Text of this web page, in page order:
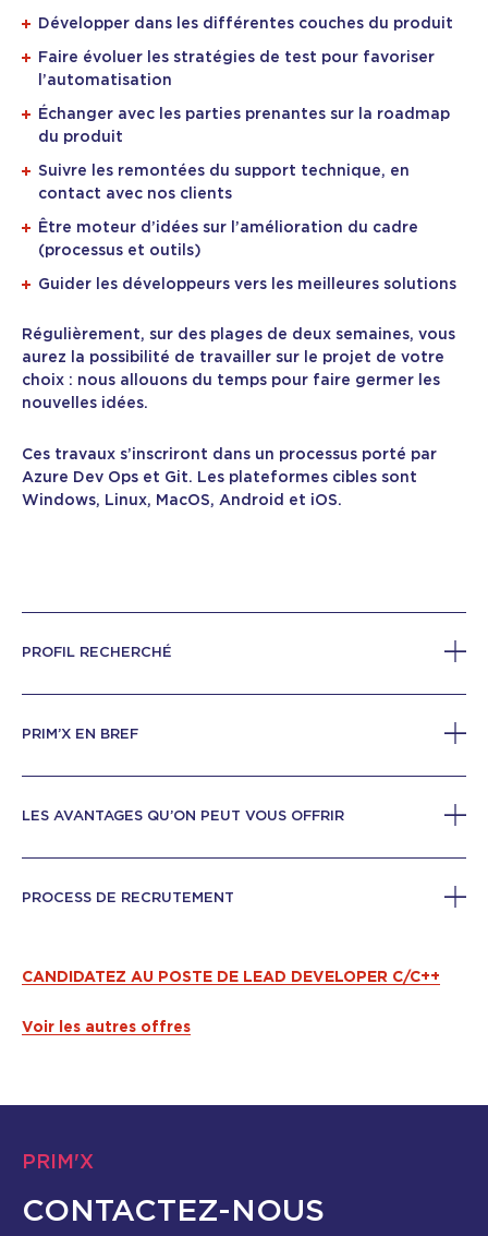
Développer dans les différentes couches du produit
Faire évoluer les stratégies de test pour favoriser
l’automatisation
Échanger avec les parties prenantes sur la roadmap
du produit
Suivre les remontées du support technique, en
contact avec nos clients
Être moteur d’idées sur l’amélioration du cadre
(processus et outils)
Guider les développeurs vers les meilleures solutions
Régulièrement, sur des plages de deux semaines, vous
aurez la possibilité de travailler sur le projet de votre
choix : nous allouons du temps pour faire germer les
nouvelles idées.
Ces travaux s’inscriront dans un processus porté par
Azure Dev Ops et Git. Les plateformes cibles sont
Windows, Linux, MacOS, Android et iOS.
PROFIL RECHERCHÉ
PRIM’X EN BREF
LES AVANTAGES QU’ON PEUT VOUS OFFRIR
PROCESS DE RECRUTEMENT
CANDIDATEZ AU POSTE DE LEAD DEVELOPER C/C++
Voir les autres offres
PRIM'X
CONTACTEZ-NOUS